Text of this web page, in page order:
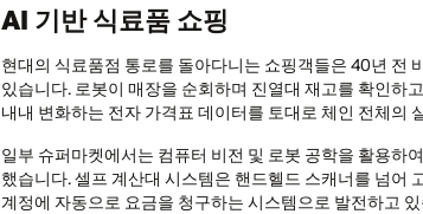
AI 기반 식료품 쇼핑
현대의 식료품점 통로를 돌아다니는 쇼핑객들은 40년 전
있습니다. 로봇이 매장을 순회하며 진열대 재고를 확인하
내내 변화하는 전자 가격표 데이터를 토대로 체인 전체의
일부 슈퍼마켓에서는 컴퓨터 비전 및 로봇 공학을 활용하
했습니다. 셀프 계산대 시스템은 핸드헬드 스캐너를 넘어
계정에 자동으로 요금을 청구하는 시스템으로 발전하고